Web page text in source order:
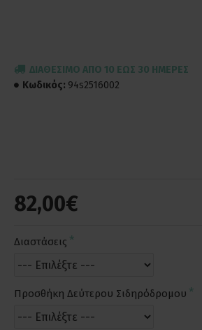
82,00€
ΔΙΑΘΈΣΙΜΟ ΑΠΌ 10 ΈΩΣ 30 ΗΜΈΡΕΣ
Κωδικός: 94s2516002
Διαστάσεις
Προσθήκη Δεύτερου Σιδηρόδρομου